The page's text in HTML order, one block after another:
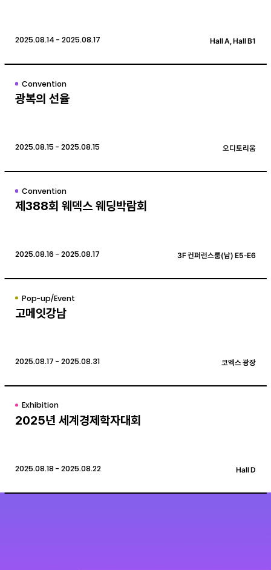
2025.08.14 - 2025.08.17 Hall A, Hall B1
Convention
광복의 선율
2025.08.15 - 2025.08.15 오디토리움
Convention
제388회 웨덱스 웨딩박람회
2025.08.16 - 2025.08.17 3F 컨퍼런스룸(남) E5-E6
Pop-up/Event
고메잇강남
2025.08.17 - 2025.08.31 코엑스 광장
Exhibition
2025년 세계경제학자대회
2025.08.18 - 2025.08.22 Hall D